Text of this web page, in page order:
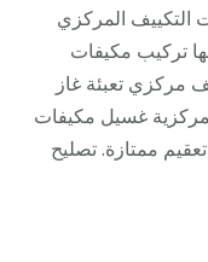
التكييف المركزي
تركيب مكيفات
مركزي تعبئة غاز
غسيل مكيفات
ممتازة. تصليح